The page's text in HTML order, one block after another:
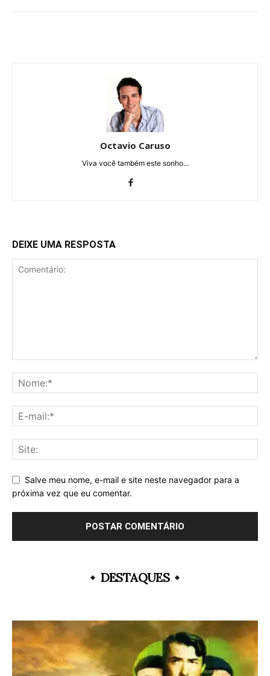
Octavio Caruso
Viva você também este sonho...
DEIXE UMA RESPOSTA
Salve meu nome, e-mail e site neste navegador para a
próxima vez que eu comentar.
DESTAQUES